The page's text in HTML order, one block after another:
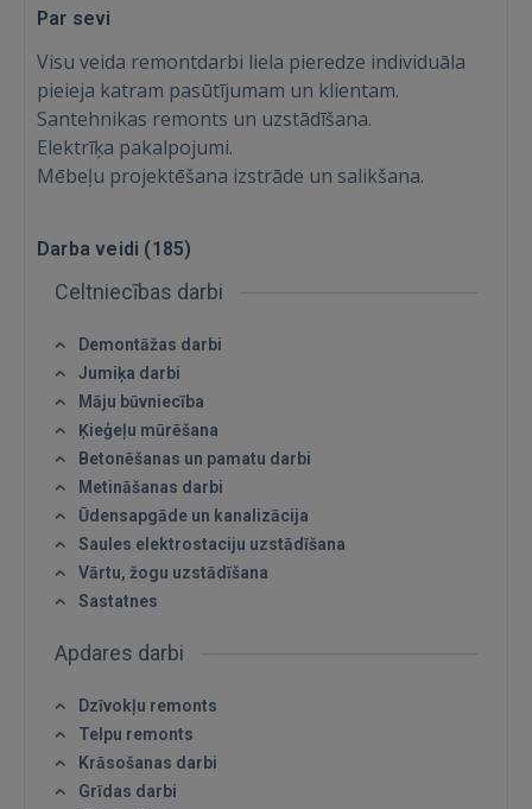
Par sevi
Visu veida remontdarbi liela pieredze individuāla
pieieja katram pasūtījumam un klientam.
Santehnikas remonts un uzstādīšana.
Elektrīķa pakalpojumi.
Mēbeļu projektēšana izstrāde un salikšana.
Darba veidi (185)
Celtniecības darbi
Demontāžas darbi
Jumiķa darbi
Māju būvniecība
Ķieģeļu mūrēšana
Betonēšanas un pamatu darbi
Metināšanas darbi
Ūdensapgāde un kanalizācija
Saules elektrostaciju uzstādīšana
Vārtu, žogu uzstādīšana
Sastatnes
Apdares darbi
Dzīvokļu remonts
Telpu remonts
Krāsošanas darbi
Grīdas darbi